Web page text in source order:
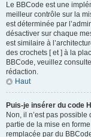
Le BBCode est une
meilleur contrôle sur la
est déterminée par
désactiver sur chaque
est similaire à
des crochets [ et ] à la
BBCode, veuillez
rédaction.
Haut
Puis-je insérer du code
Non, il n’est pas
partie de la mise en
remplacée par du